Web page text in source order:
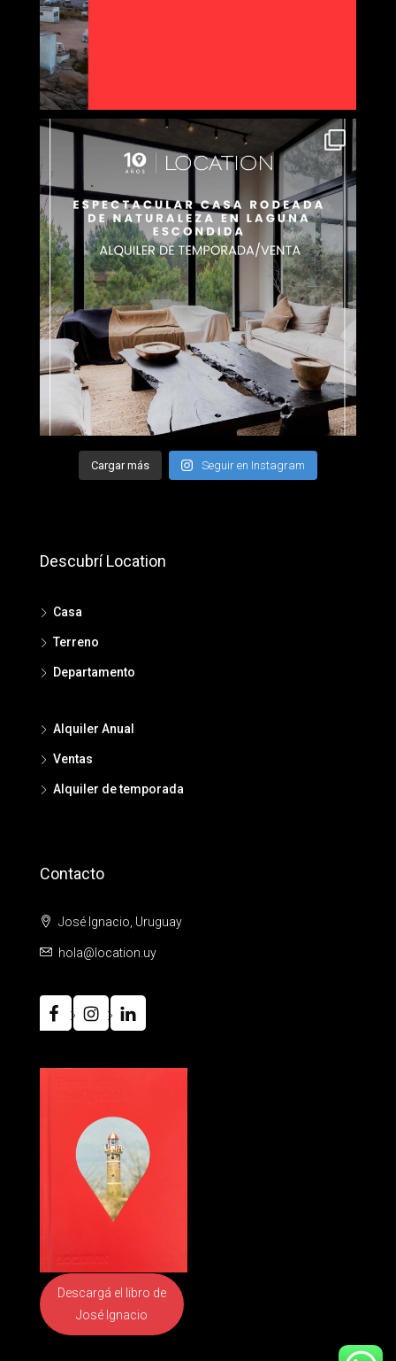
Cargar más Seguir en Instagram
Descubrí Location
Casa
Terreno
Departamento
Alquiler Anual
Ventas
Alquiler de temporada
Contacto
José Ignacio, Uruguay
hola@location.uy
Descargá el libro de
José Ignacio